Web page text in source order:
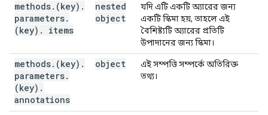
methods. (key) .
parameters.
(key) . items
nested
object
যদি এটি একটি অ্যারের জন্য
একটি স্কিমা হয়, তাহলে এই
বৈশিষ্ট্যটি অ্যারের প্রতিটি
উপাদানের জন্য স্কিমা।
methods. (key) .
parameters.
(key) .
annotations
object
এই সম্পত্তি সম্পর্কে অতিরিক্ত
তথ্য।